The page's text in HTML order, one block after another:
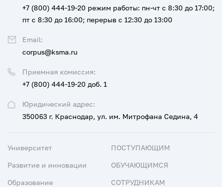
Юридический адрес:
350063 г. Краснодар, ул. им. Митрофана Седина, 4
Приемная комиссия:
+7 (800) 444-19-20 доб. 1
+7 (800) 444-19-20 режим работы: пн-чт с 8:30 до 17:00;
пт с 8:30 до 16:00; перерыв с 12:30 до 13:00
Email:
corpus@ksma.ru
Университет
Развитие и инновации
Образование
ПОСТУПАЮЩИМ
ОБУЧАЮЩИМСЯ
СОТРУДНИКАМ